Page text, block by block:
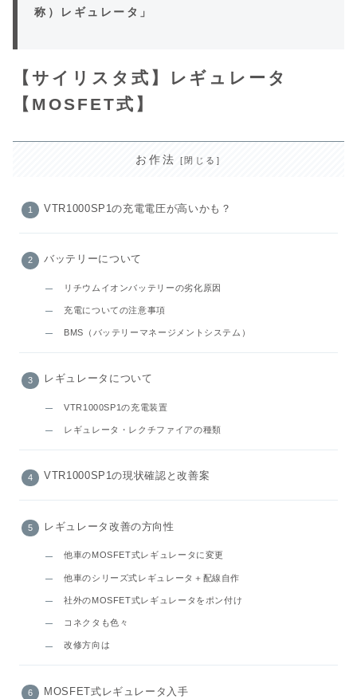
称）レギュレータ」
【サイリスタ式】レギュレータ
【MOSFET式】
お作法
VTR1000SP1の充電電圧が高いかも？
バッテリーについて
リチウムイオンバッテリーの劣化原因
充電についての注意事項
BMS（バッテリーマネージメントシステム）
レギュレータについて
VTR1000SP1の充電装置
レギュレータ・レクチファイアの種類
VTR1000SP1の現状確認と改善案
レギュレータ改善の方向性
他車のMOSFET式レギュレータに変更
他車のシリーズ式レギュレータ＋配線自作
社外のMOSFET式レギュレータをポン付け
コネクタも色々
改修方向は
MOSFET式レギュレータ入手